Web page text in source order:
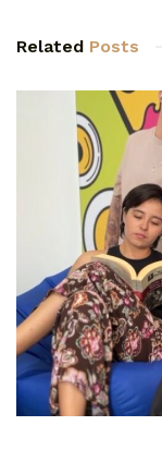
Related Posts